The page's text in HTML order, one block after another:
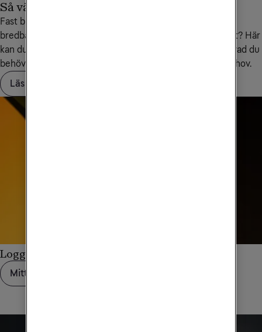
Så väljer du bredband till företaget
Fast bredband med fiber, bredband via 5G eller mobilt
bredband - vilken uppkoppling är bäst för din verksamhet? Här
kan du lära dig mer om olika typer av uppkoppling, samt vad du
behöver tänka på för att välja rätt utifrån ditt företags behov.
Läs artikeln Så väljer du bredband
Logga in eller skapa konto
Mitt Tele2 Företag